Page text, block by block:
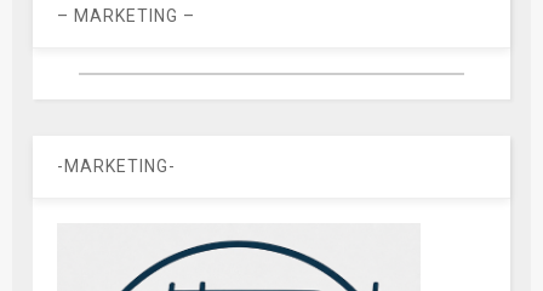
– MARKETING –
-MARKETING-